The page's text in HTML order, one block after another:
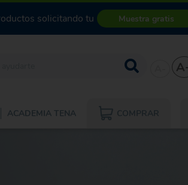
solicitando tu Muestra gratis
ACADEMIA TENA COMPRAR